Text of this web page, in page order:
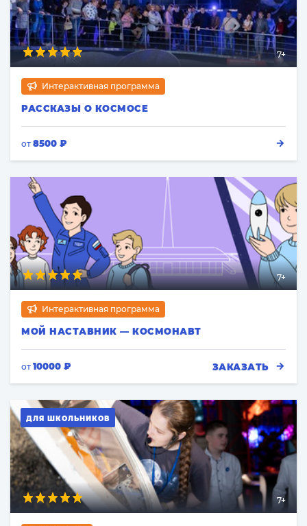
7+
Интерактивная программа
РАССКАЗЫ О КОСМОСЕ
от 8500 ₽
7+
Интерактивная программа
МОЙ НАСТАВНИК — КОСМОНАВТ
от 10000 ₽ ЗАКАЗАТЬ
ДЛЯ ШКОЛЬНИКОВ
7+